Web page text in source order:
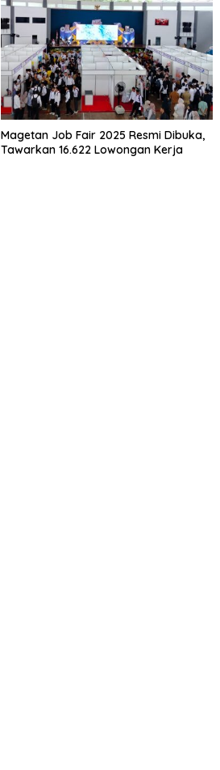
Magetan Job Fair 2025 Resmi Dibuka,
Tawarkan 16.622 Lowongan Kerja